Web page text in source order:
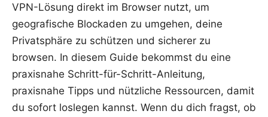
VPN-Lösung direkt im Browser nutzt, um
geografische Blockaden zu umgehen, deine
Privatsphäre zu schützen und sicherer zu
browsen. In diesem Guide bekommst du eine
praxisnahe Schritt-für-Schritt-Anleitung,
praxisnahe Tipps und nützliche Ressourcen, damit
du sofort loslegen kannst. Wenn du dich fragst, ob